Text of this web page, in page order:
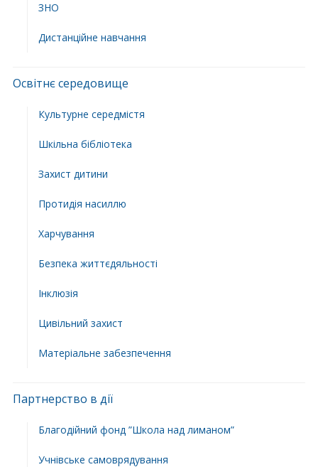
ЗНО
Дистанційне навчання
Освітнє середовище
Культурне середмістя
Шкільна бібліотека
Захист дитини
Протидія насиллю
Харчування
Безпека життєдяльності
Інклюзія
Цивільний захист
Матеріальне забезпечення
Партнерство в дії
Благодійний фонд ”Школа над лиманом”
Учнівське самоврядування